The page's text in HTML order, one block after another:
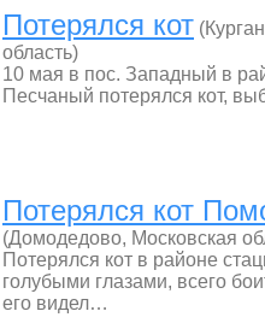
Потерялся кот
область)
10 мая в пос. Западный в
Песчаный потерялся кот,
Потерялся кот
(Домодедово, Московская
Потерялся кот в районе
голубыми глазами, всего
его видел…